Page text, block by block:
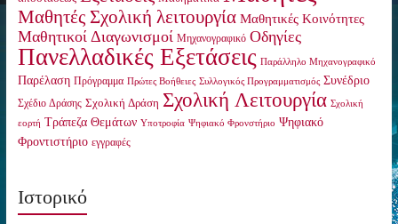
Μαθητές Σχολική λειτουργία Μαθητικές Κοινότητες
Μαθητικοί Διαγωνισμοί Μηχανογραφικό Οδηγίες
Πανελλαδικές Εξετάσεις Παράλληλο Μηχανογραφικό
Παρέλαση Πρόγραμμα Πρώτες Βοήθειες Συλλογικός Προγραμματισμός Συνέδριο
Σχέδιο Δράσης Σχολική Δράση Σχολική Λειτουργία Σχολική
εορτή Τράπεζα Θεμάτων Υποτροφία Ψηφιακό Φρονστήριο Ψηφιακό
Φροντιστήριο εγγραφές
Ιστορικό